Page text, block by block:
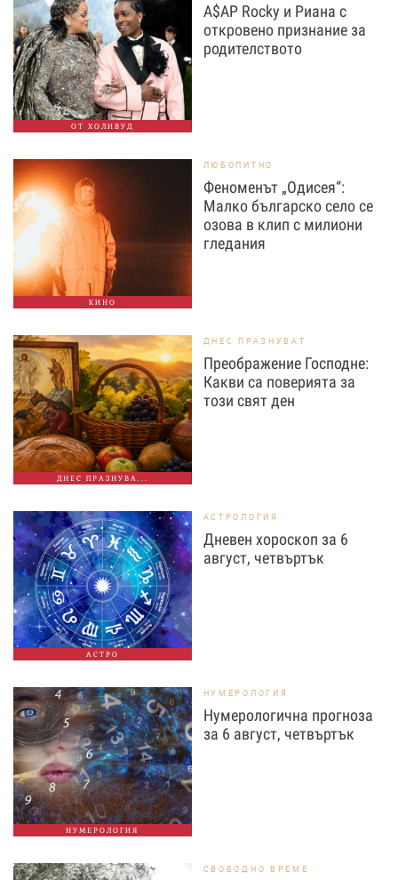
ОТ ХОЛИВУД
A$AP Rocky и Риана с
откровено признание за
родителството
КИНО
ЛЮБОПИТНО
Феноменът „Одисея“:
Малко българско село се
озова в клип с милиони
гледания
ДНЕС ПРАЗНУВА...
ДНЕС ПРАЗНУВАТ
Преображение Господне:
Какви са поверията за
този свят ден
АСТРО
АСТРОЛОГИЯ
Дневен хороскоп за 6
август, четвъртък
НУМЕРОЛОГИЯ
НУМЕРОЛОГИЯ
Нумерологична прогноза
за 6 август, четвъртък
СВОБОДНО ВРЕМЕ